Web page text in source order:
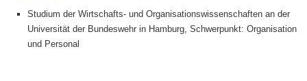
Studium der Wirtschafts- und Organisationswissenschaften an der
Universität der Bundeswehr in Hamburg, Schwerpunkt: Organisation
und Personal